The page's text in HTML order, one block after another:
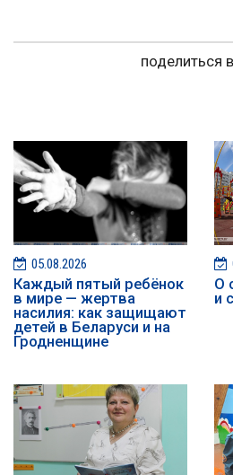
поделиться
05.08.2026
Каждый пятый ребёнок
в мире — жертва
насилия: как защищают
детей в Беларуси и на
Гродненщине
О
и